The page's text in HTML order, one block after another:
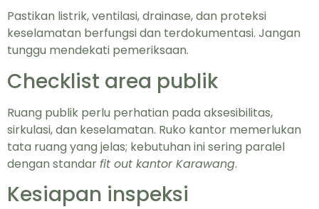
Pastikan listrik, ventilasi, drainase, dan proteksi
keselamatan berfungsi dan terdokumentasi. Jangan
tunggu mendekati pemeriksaan.
Checklist area publik
Ruang publik perlu perhatian pada aksesibilitas,
sirkulasi, dan keselamatan. Ruko kantor memerlukan
tata ruang yang jelas; kebutuhan ini sering paralel
dengan standarfit out kantor Karawang.
Kesiapan inspeksi